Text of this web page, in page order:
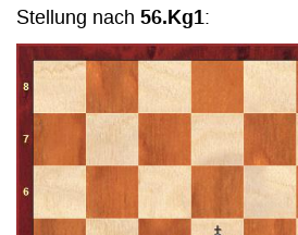
Stellung nach 56.Kg1: